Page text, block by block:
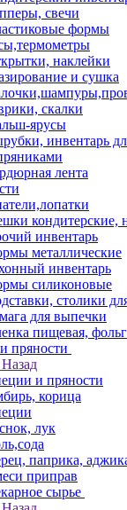
свечи
формы
наклейки
и сушка
скалки
ярусы
инвентарь
лента
кондитерские,
инвентарь
металлические
инвентарь
силиконовые
столики
для выпечки
пищевая,
пряности
Назад
и пряности
корица
лук
паприка,
приправ
сырье